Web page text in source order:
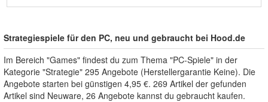
Strategiespiele für den PC, neu und gebraucht bei Hood.de
Im Bereich "Games" findest du zum Thema "PC-Spiele" in der
Kategorie "Strategie" 295 Angebote (Herstellergarantie Keine). Die
Angebote starten bei günstigen 4,95 €. 269 Artikel der gefunden
Artikel sind Neuware, 26 Angebote kannst du gebraucht kaufen.